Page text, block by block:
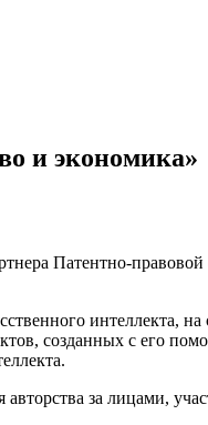
и экономика»
Патентно-
интеллекта,
созданных с его
за лицами,